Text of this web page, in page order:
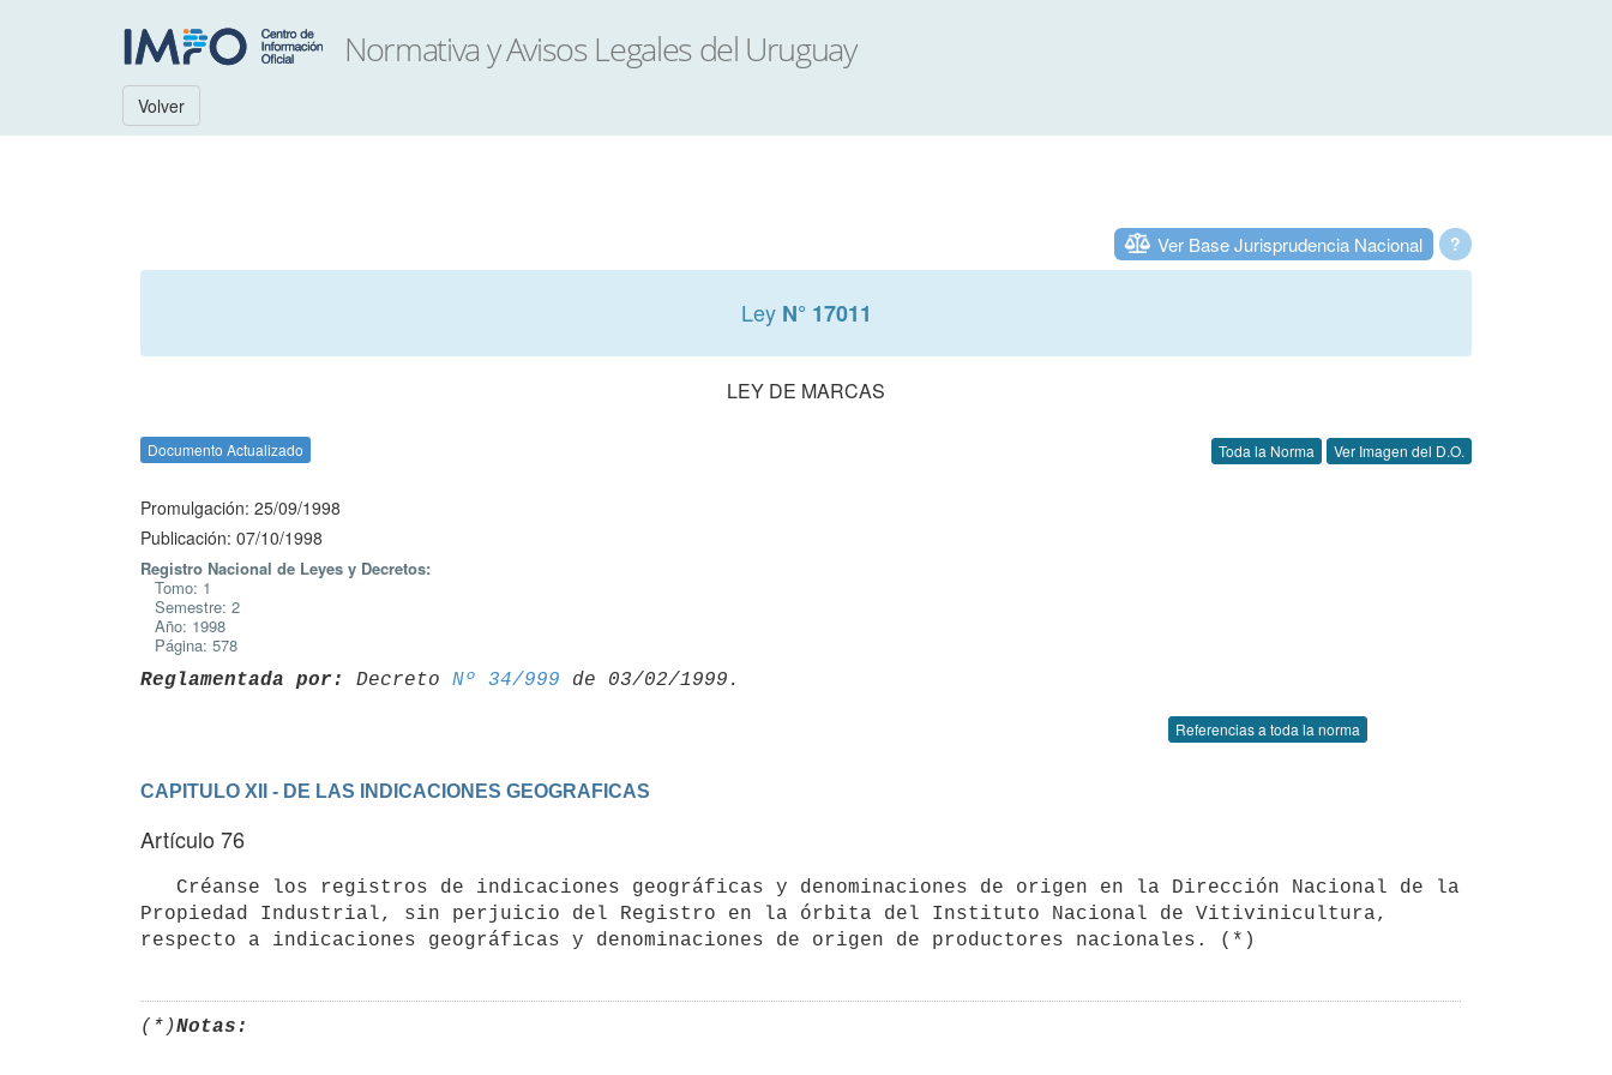
Volver
?
Ver Base Jurisprudencia Nacional
Ley N° 17011
LEY DE MARCAS
Documento Actualizado Toda la Norma Ver Imagen del D.O.
Promulgación: 25/09/1998
Publicación: 07/10/1998
Registro Nacional de Leyes y Decretos:
Tomo: 1
Semestre: 2
Año: 1998
Página: 578
Reglamentada por: Decreto Nº 34/999
Referencias a toda la norma
CAPITULO XII - DE LAS INDICACIONES GEOGRAFICAS
Artículo 76
Propiedad Industrial, sin perjuicio del Registro en la órbita del Instituto Nacional de Vitivinicultura,
respecto a indicaciones geográficas y denominaciones de origen de productores nacionales. (*)
(*)Notas: